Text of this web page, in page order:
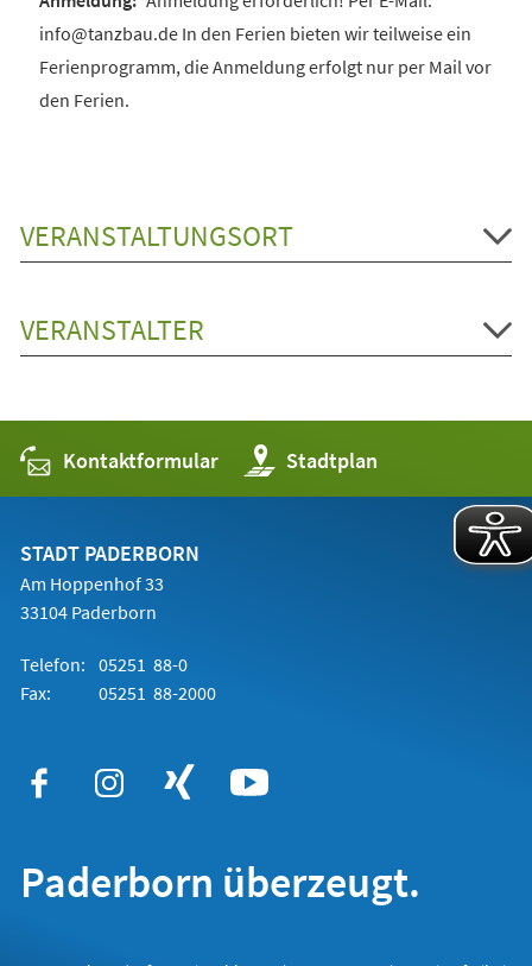
info@tanzbau.de In den Ferien bieten wir teilweise ein
Ferienprogramm, die Anmeldung erfolgt nur per Mail vor
den Ferien.
VERANSTALTUNGSORT
VERANSTALTER
Kontaktformular Stadtplan
(Öffnet
in
einem
STADT PADERBORN
Am Hoppenhof 33
33104 Paderborn
Telefon: 05251 88-0
Fax:
05251 88-2000
Paderborn überzeugt.